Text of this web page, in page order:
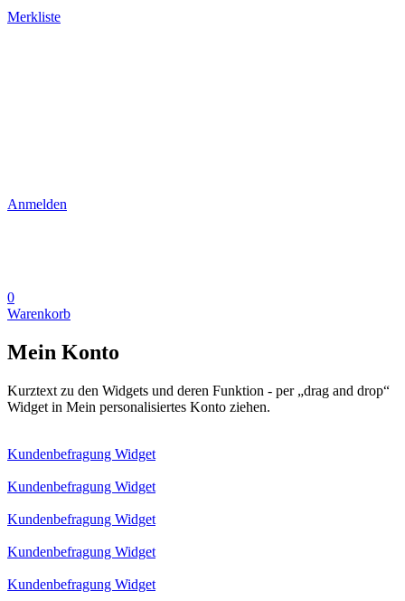
Merkliste
Anmelden
0
Warenkorb
Mein Konto
Kurztext zu den Widgets und deren Funktion - per „drag and drop“
Widget in Mein personalisiertes Konto ziehen.
Kundenbefragung Widget
Kundenbefragung Widget
Kundenbefragung Widget
Kundenbefragung Widget
Kundenbefragung Widget